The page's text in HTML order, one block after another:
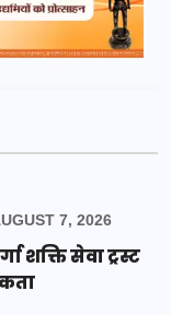
7, 2026
शक्ति सेवा ट्रस्ट